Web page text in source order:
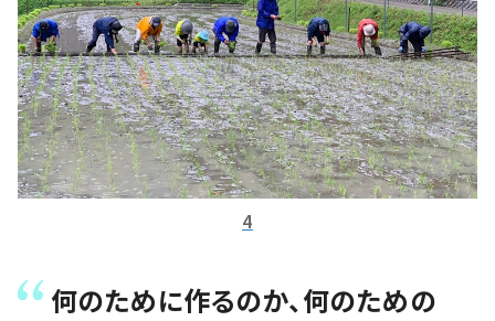
4
何のために作るのか、何のための